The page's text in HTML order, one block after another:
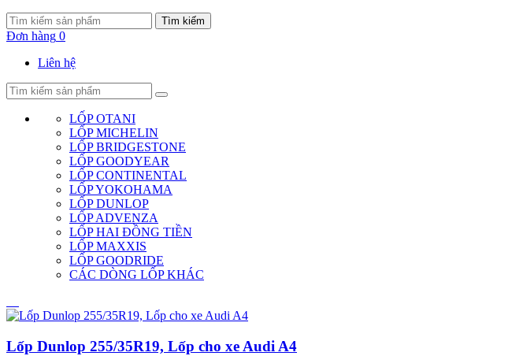
Tìm kiếm
Đơn hàng 0
Liên hệ
LỐP OTANI
LỐP MICHELIN
LỐP BRIDGESTONE
LỐP GOODYEAR
LỐP CONTINENTAL
LỐP YOKOHAMA
LỐP DUNLOP
LỐP ADVENZA
LỐP HAI ĐỒNG TIỀN
LỐP MAXXIS
LỐP GOODRIDE
CÁC DÒNG LỐP KHÁC
Lốp Dunlop 255/35R19, Lốp cho xe Audi A4